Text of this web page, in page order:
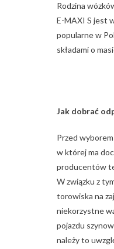
Rodzina
E-MAXI S jest
popularne w
składami o
Jak dobrać
Przed
w której ma
producentów
W związku z
torowiska na
niekorzystne
pojazdu
należy to